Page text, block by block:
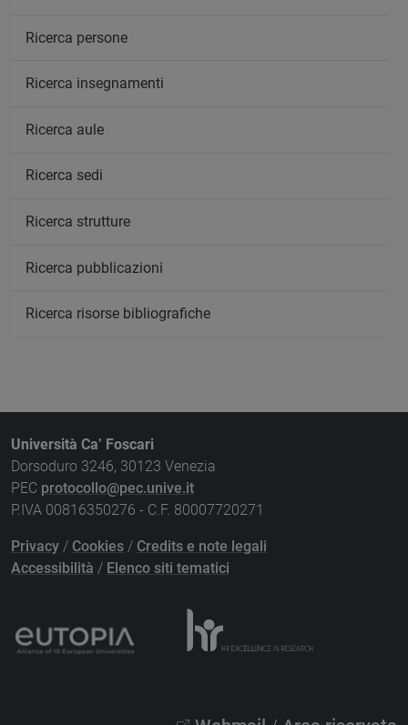
Ricerca persone
Ricerca insegnamenti
Ricerca aule
Ricerca sedi
Ricerca strutture
Ricerca pubblicazioni
Ricerca risorse bibliografiche
Università Ca’ Foscari
Dorsoduro 3246, 30123 Venezia
PEC protocollo@pec.unive.it
P.IVA 00816350276 - C.F. 80007720271
Privacy / Cookies / Credits e note legali
Accessibilità / Elenco siti tematici